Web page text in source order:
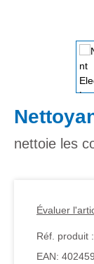
nettoie les
Évaluer
Réf. produit :
EAN: